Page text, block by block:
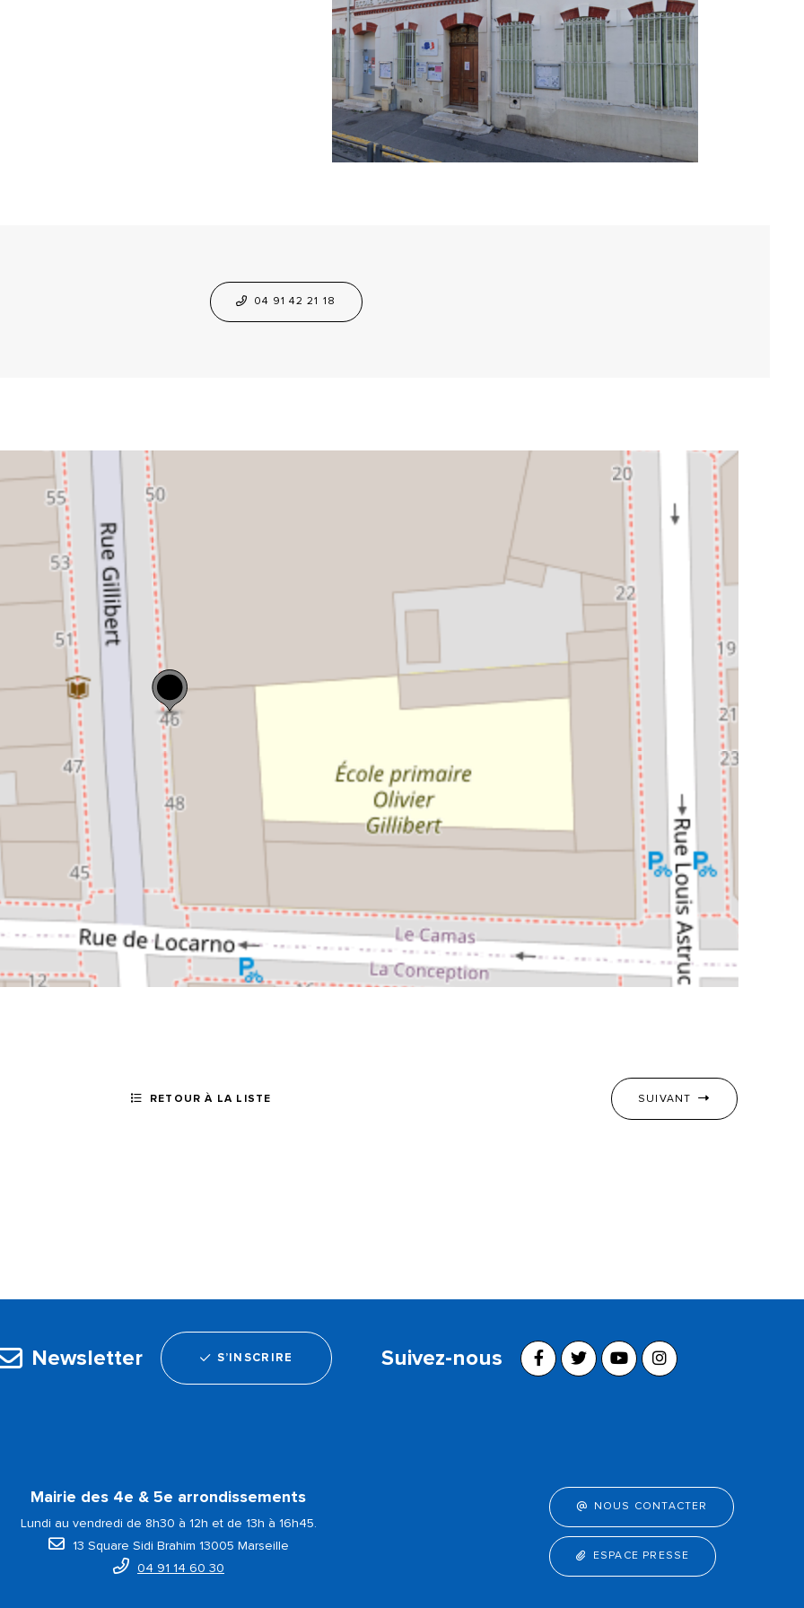
04 91 42 21 18
RETOUR À LA LISTE SUIVANT
Newsletter S’INSCRIRE Suivez-nous
Mairie des 4e & 5e arrondissements
Lundi au vendredi de 8h30 à 12h et de 13h à 16h45.
13 Square Sidi Brahim 13005 Marseille
04 91 14 60 30
NOUS CONTACTER
ESPACE PRESSE